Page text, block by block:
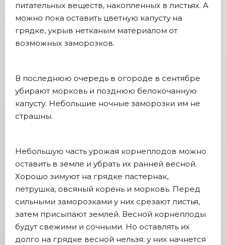
питательных веществ, накопленных в листьях. А
можно пока оставить цветную капусту на
грядке, укрыв нетканым материалом от
возможных заморозков.
В последнюю очередь в огороде в сентябре
убирают морковь и позднюю белокочанную
капусту. Небольшие ночные заморозки им не
страшны.
Небольшую часть урожая корнеплодов можно
оставить в земле и убрать их ранней весной.
Хорошо зимуют на грядке пастернак,
петрушка, овсяный корень и морковь. Перед
сильными заморозками у них срезают листья,
затем присыпают землей. Весной корнеплоды
будут свежими и сочными. Но оставлять их
долго на грядке весной нельзя: у них начнется